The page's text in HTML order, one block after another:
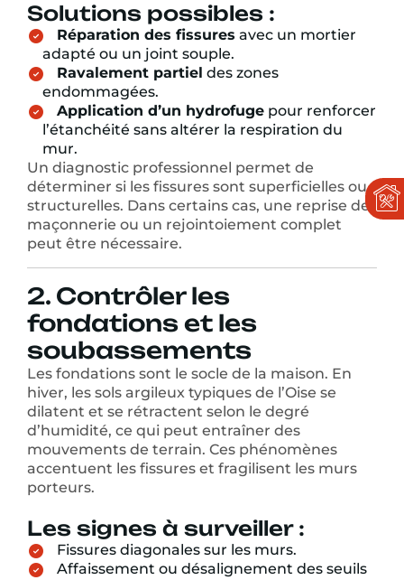
Solutions possibles :
Réparation des fissures avec un mortier
adapté ou un joint souple.
Ravalement partiel des zones
endommagées.
Application d’un hydrofuge pour renforcer
l’étanchéité sans altérer la respiration du
mur.
Un diagnostic professionnel permet de
déterminer si les fissures sont superficielles ou
structurelles. Dans certains cas, une reprise de
maçonnerie ou un rejointoiement complet
peut être nécessaire.
2. Contrôler les
fondations et les
soubassements
Les fondations sont le socle de la maison. En
hiver, les sols argileux typiques de l’Oise se
dilatent et se rétractent selon le degré
d’humidité, ce qui peut entraîner des
mouvements de terrain. Ces phénomènes
accentuent les fissures et fragilisent les murs
porteurs.
Les signes à surveiller :
Fissures diagonales sur les murs.
Affaissement ou désalignement des seuils